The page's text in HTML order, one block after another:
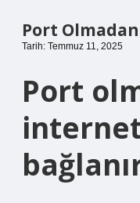
Port
Tarih: Temmuz 11, 2025
Port